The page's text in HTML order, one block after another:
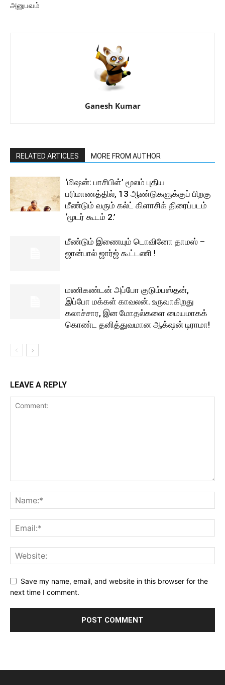
அனுபவம்
Ganesh Kumar
RELATED ARTICLES MORE FROM AUTHOR
‘மிஷன்: பாசிபிள்’ மூலம் புதிய
பரிமாணத்தில், 13 ஆண்டுகளுக்குப் பிறகு
மீண்டும் வரும் கல்ட் கிளாசிக் திரைப்படம்
‘மூடர் கூடம் 2.’
மீண்டும் இணையும் டொவினோ தாமஸ் –
ஜான்பால் ஜார்ஜ் கூட்டணி !
மணிகண்டன் அப்போ குடும்பஸ்தன்,
இப்போ மக்கள் காவலன். உருவாகிறது
கலாச்சார, இன மோதல்களை மையமாகக்
கொண்ட தனித்துவமான ஆக்‌ஷன் டிராமா!
LEAVE A REPLY
Save my name, email, and website in this browser for the
next time I comment.